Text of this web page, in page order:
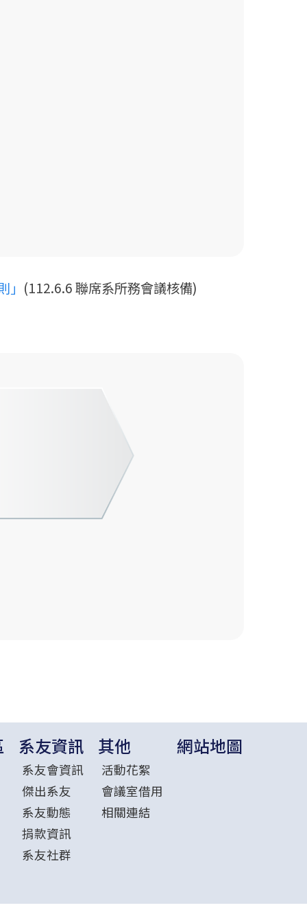
(112.6.6 聯席系所務會議核備)
系友資訊
系友會資訊
傑出系友
系友動態
捐款資訊
系友社群
其他
活動花絮
會議室借用
相關連結
網站地圖